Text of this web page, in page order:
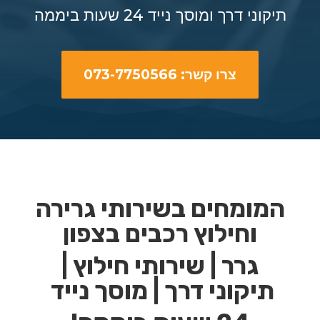
תיקוני דרך ומוסך נייד 24 שעות ביממה
צרו קשר: 073-7750566
המומחים בשירותי גרירה
וחילוץ רכבים בצפון
גרר | שירותי חילוץ |
תיקוני דרך | מוסך נייד